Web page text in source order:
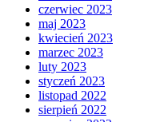
czerwiec 2023
maj 2023
kwiecień 2023
marzec 2023
luty 2023
styczeń 2023
listopad 2022
sierpień 2022